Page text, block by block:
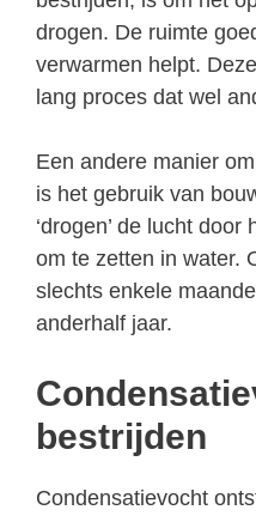
drogen. De ruimte
verwarmen helpt.
lang proces dat wel
Een andere manier
is het gebruik van
‘drogen’ de lucht
om te zetten in water.
slechts enkele
anderhalf jaar.
bestrijden
Condensatievocht